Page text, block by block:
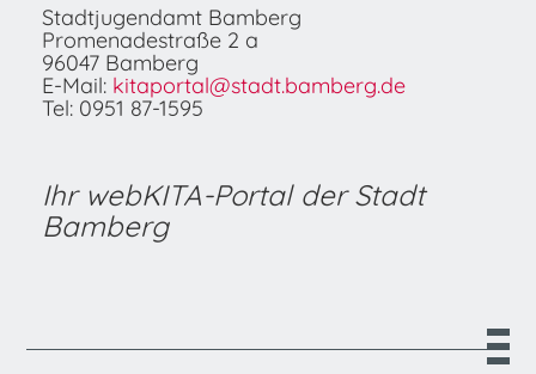
Stadtjugendamt Bamberg
Promenadestraße 2 a
96047 Bamberg
E-Mail: kitaportal@stadt.bamberg.de
Tel: 0951 87-1595
Ihr webKITA-Portal der Stadt
Bamberg